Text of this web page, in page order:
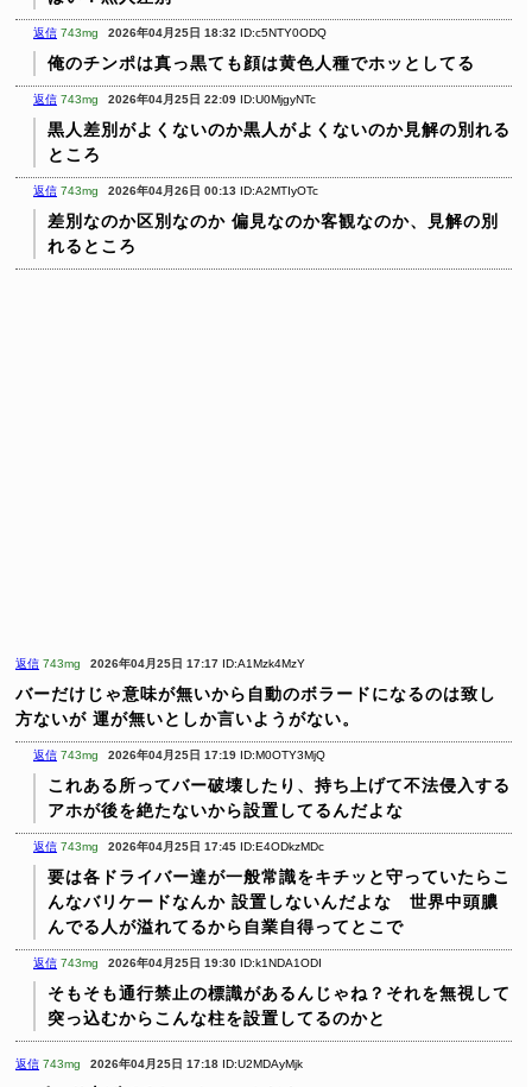
返信 743mg 2026年04月25日 18:32 ID:c5NTY0ODQ
俺のチンポは真っ黒ても顔は黄色人種でホッとしてる
返信 743mg 2026年04月25日 22:09 ID:U0MjgyNTc
黒人差別がよくないのか黒人がよくないのか見解の別れる
ところ
返信 743mg 2026年04月26日 00:13 ID:A2MTIyOTc
差別なのか区別なのか 偏見なのか客観なのか、見解の別
れるところ
返信 743mg 2026年04月25日 17:17 ID:A1Mzk4MzY
バーだけじゃ意味が無いから自動のボラードになるのは致し
方ないが 運が無いとしか言いようがない。
返信 743mg 2026年04月25日 17:19 ID:M0OTY3MjQ
これある所ってバー破壊したり、持ち上げて不法侵入する
アホが後を絶たないから設置してるんだよな
返信 743mg 2026年04月25日 17:45 ID:E4ODkzMDc
要は各ドライバー達が一般常識をキチッと守っていたらこ
んなバリケードなんか 設置しないんだよな 世界中頭膿
んでる人が溢れてるから自業自得ってとこで
返信 743mg 2026年04月25日 19:30 ID:k1NDA1ODI
そもそも通行禁止の標識があるんじゃね？それを無視して
突っ込むからこんな柱を設置してるのかと
返信 743mg 2026年04月25日 17:18 ID:U2MDAyMjk